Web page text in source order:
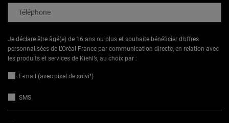
Téléphone
Je déclare être âgé(e) de 16 ans ou plus et souhaite bénéficier d’offres
personnalisées de L’Oréal France par communication directe, en relation avec
les produits et services de Kiehl’s, au choix par :
E-mail (avec pixel de suivi¹)
SMS